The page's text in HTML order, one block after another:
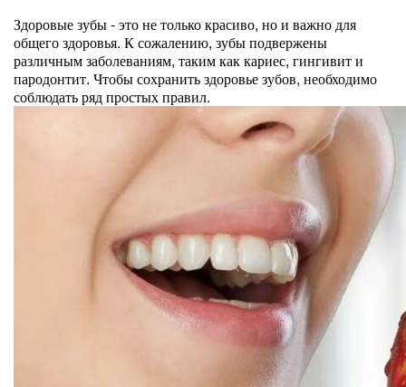
Здоровые зубы - это не только красиво, но и важно для
общего здоровья. К сожалению, зубы подвержены
различным заболеваниям, таким как кариес, гингивит и
пародонтит. Чтобы сохранить здоровье зубов, необходимо
соблюдать ряд простых правил.